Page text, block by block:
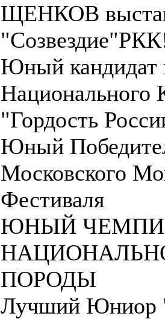
ЩЕНКОВ
Юный
Национального
"Гордость
Юный
Московского
Фестиваля
ЮНЫЙ
ПОРОДЫ
Лучший